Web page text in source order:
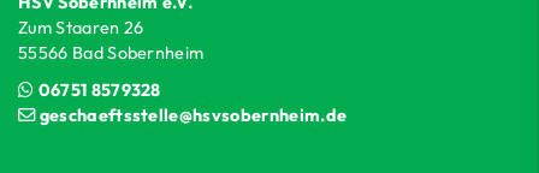
Zum Staaren 26
55566 Bad Sobernheim
06751 8579328
geschaeftsstelle@hsvsobernheim.de